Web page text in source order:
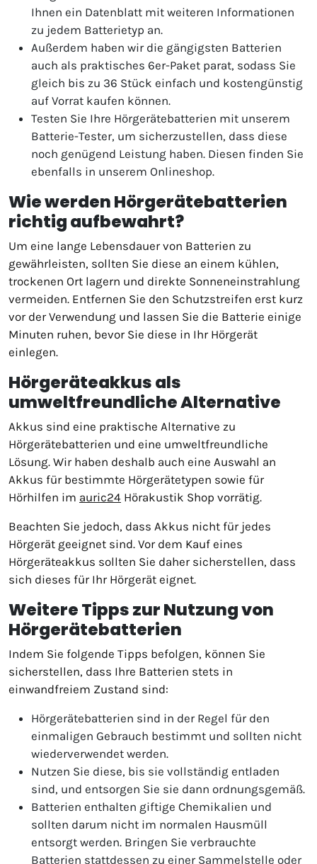
Ihnen ein Datenblatt mit weiteren Informationen
zu jedem Batterietyp an.
Außerdem haben wir die gängigsten Batterien
auch als praktisches 6er-Paket parat, sodass Sie
gleich bis zu 36 Stück einfach und kostengünstig
auf Vorrat kaufen können.
Testen Sie Ihre Hörgerätebatterien mit unserem
Batterie-Tester, um sicherzustellen, dass diese
noch genügend Leistung haben. Diesen finden Sie
ebenfalls in unserem Onlineshop.
Wie werden Hörgerätebatterien
richtig aufbewahrt?
Um eine lange Lebensdauer von Batterien zu
gewährleisten, sollten Sie diese an einem kühlen,
trockenen Ort lagern und direkte Sonneneinstrahlung
vermeiden. Entfernen Sie den Schutzstreifen erst kurz
vor der Verwendung und lassen Sie die Batterie einige
Minuten ruhen, bevor Sie diese in Ihr Hörgerät
einlegen.
Hörgeräteakkus als
umweltfreundliche Alternative
Akkus sind eine praktische Alternative zu
Hörgerätebatterien und eine umweltfreundliche
Lösung. Wir haben deshalb auch eine Auswahl an
Akkus für bestimmte Hörgerätetypen sowie für
Hörhilfen im auric24 Hörakustik Shop vorrätig.
Beachten Sie jedoch, dass Akkus nicht für jedes
Hörgerät geeignet sind. Vor dem Kauf eines
Hörgeräteakkus sollten Sie daher sicherstellen, dass
sich dieses für Ihr Hörgerät eignet.
Weitere Tipps zur Nutzung von
Hörgerätebatterien
Indem Sie folgende Tipps befolgen, können Sie
sicherstellen, dass Ihre Batterien stets in
einwandfreiem Zustand sind:
Hörgerätebatterien sind in der Regel für den
einmaligen Gebrauch bestimmt und sollten nicht
wiederverwendet werden.
Nutzen Sie diese, bis sie vollständig entladen
sind, und entsorgen Sie sie dann ordnungsgemäß.
Batterien enthalten giftige Chemikalien und
sollten darum nicht im normalen Hausmüll
entsorgt werden. Bringen Sie verbrauchte
Batterien stattdessen zu einer Sammelstelle oder